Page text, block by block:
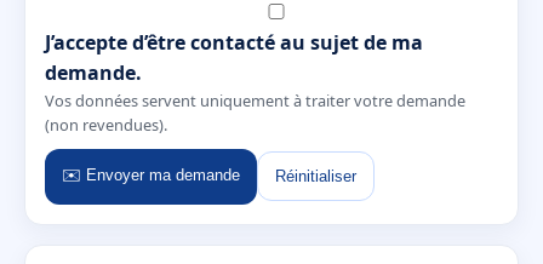
J’accepte d’être contacté au sujet de ma
demande.
Vos données servent uniquement à traiter votre demande
(non revendues).
✉️ Envoyer ma demande Réinitialiser